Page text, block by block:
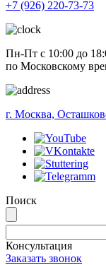
+7 (926) 220-73-73
Пн-Пт с 10:00 до
по Московскому
г. Москва,
Поиск
Консультация
Заказать звонок